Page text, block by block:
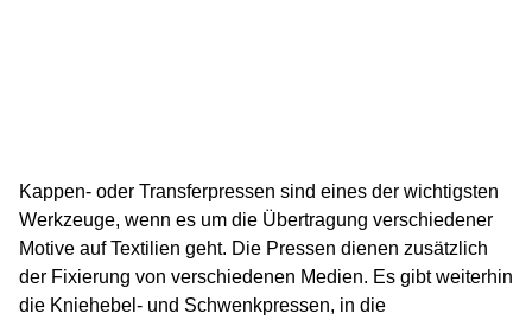
Kappen- oder Transferpressen sind eines der wichtigsten
Werkzeuge, wenn es um die Übertragung verschiedener
Motive auf Textilien geht. Die Pressen dienen zusätzlich
der Fixierung von verschiedenen Medien. Es gibt weiterhin
die Kniehebel- und Schwenkpressen, in die